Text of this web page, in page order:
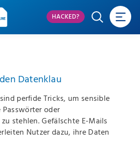
HACKED?
Datenklau
perfide Tricks, um sensible
Passwörter oder
stehlen. Gefälschte E-Mails
Nutzer dazu, ihre Daten